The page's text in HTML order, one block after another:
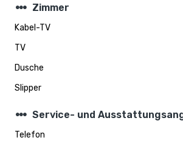
steppers Zimmer
Kabel-TV
TV
Dusche
Slipper
steppers Service- und
Telefon